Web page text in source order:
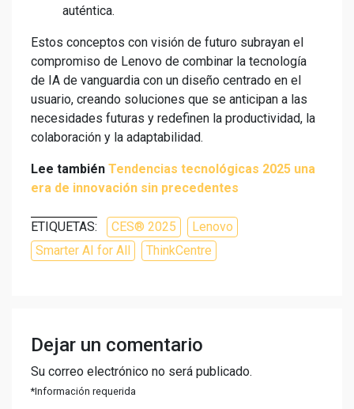
auténtica.
Estos conceptos con visión de futuro subrayan el
compromiso de Lenovo de combinar la tecnología
de IA de vanguardia con un diseño centrado en el
usuario, creando soluciones que se anticipan a las
necesidades futuras y redefinen la productividad, la
colaboración y la adaptabilidad.
Lee también Tendencias tecnológicas 2025 una
era de innovación sin precedentes
ETIQUETAS: CES® 2025
Lenovo
Smarter AI for All
ThinkCentre
Dejar un comentario
Su correo electrónico no será publicado.
*Información requerida